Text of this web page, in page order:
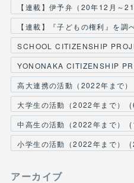
【連載】伊予弁（20年12月～21
【連載】『子どもの権利』を調
SCHOOL CITIZENSHIP
YONONAKA CITIZENSHIP
高大連携の活動（2022年まで）
大学生の活動（2022年まで）
(
中高生の活動（2022年まで）
(
小学生の活動（2022年まで）
(
アーカイブ